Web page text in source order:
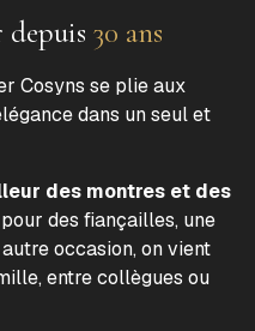
30 ans
Cosyns se plie aux
dans un seul et
des montres et des
des fiançailles, une
occasion, on vient
entre collègues ou